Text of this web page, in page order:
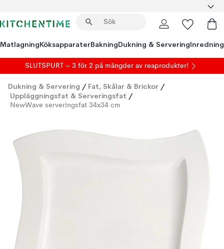
MatlagningKöksapparaterBakningDukning & ServeringInredning
SLUTSPURT – 3 för 2 på mängder av reaprodukter!
Dukning & Servering / Fat, Skålar & Brickor /
Uppläggningsfat & Serveringsfat /
NewWave serveringsfat 34x34 cm